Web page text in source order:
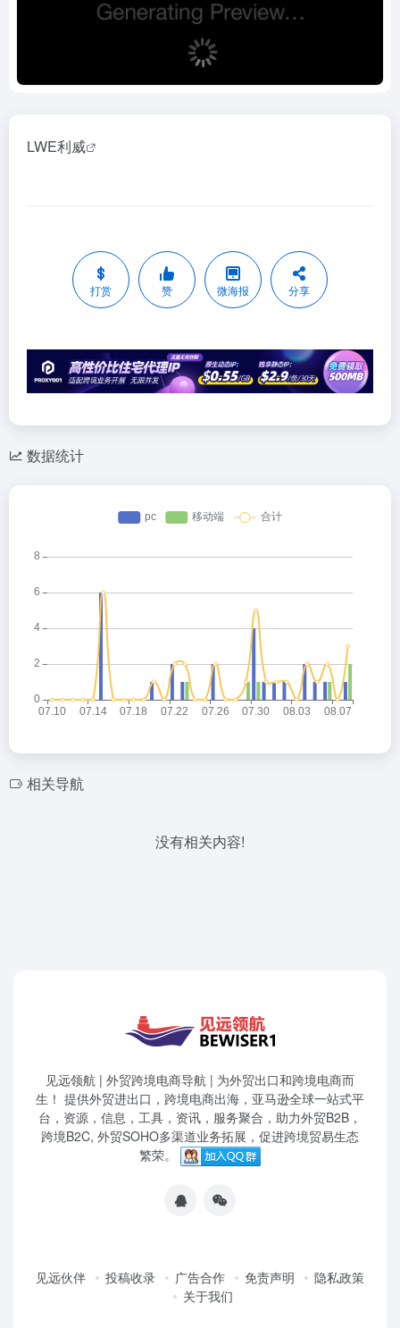
LWE利威
打赏 赞 微海报 分享
数据统计
相关导航
没有相关内容!
见远领航 | 外贸跨境电商导航 | 为外贸出口和跨境电商而
生！ 提供外贸进出口，跨境电商出海，亚马逊全球一站式平
台，资源，信息，工具，资讯，服务聚合，助力外贸B2B，
跨境B2C, 外贸SOHO多渠道业务拓展，促进跨境贸易生态
繁荣。
见远伙伴 投稿收录 广告合作 免责声明
隐私政策
关于我们